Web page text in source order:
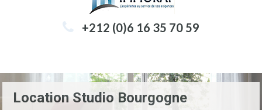
+212 (0)6 16 35 70 59
Location Studio Bourgogne